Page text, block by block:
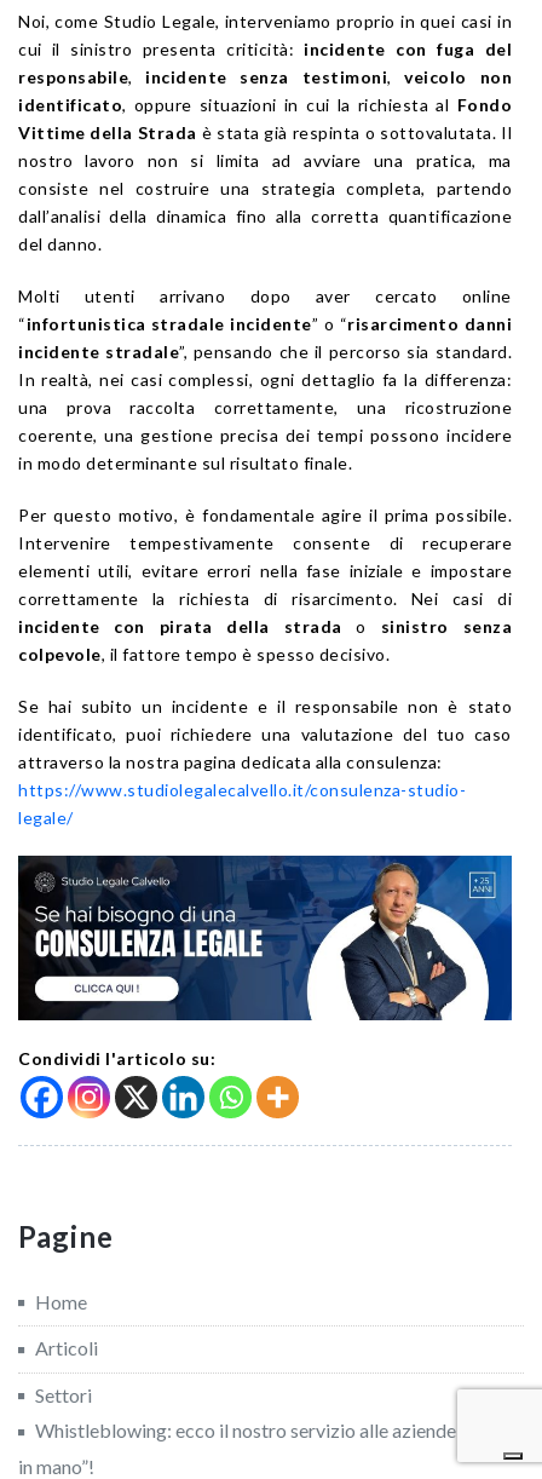
Noi, come Studio Legale, interveniamo proprio in quei casi in
cui il sinistro presenta criticità: incidente con fuga del
responsabile, incidente senza testimoni,veicolo non
identificato, oppure situazioni in cui la richiesta al Fondo
Vittime della Strada è stata già respinta o sottovalutata. Il
nostro lavoro non si limita ad avviare una pratica, ma
consiste nel costruire una strategia completa, partendo
dall’analisi della dinamica fino alla corretta quantificazione
del danno.
Molti utenti arrivano dopo aver cercato online
“infortunistica stradale incidente” o “risarcimento danni
incidente stradale”, pensando che il percorso sia standard.
In realtà, nei casi complessi, ogni dettaglio fa la differenza:
una prova raccolta correttamente, una ricostruzione
coerente, una gestione precisa dei tempi possono incidere
in modo determinante sul risultato finale.
Per questo motivo, è fondamentale agire il prima possibile.
Intervenire tempestivamente consente di recuperare
elementi utili, evitare errori nella fase iniziale e impostare
correttamente la richiesta di risarcimento. Nei casi di
incidente con pirata della strada o sinistro senza
colpevole, il fattore tempo è spesso decisivo.
Se hai subito un incidente e il responsabile non è stato
identificato, puoi richiedere una valutazione del tuo caso
attraverso la nostra pagina dedicata alla consulenza:
https://www.studiolegalecalvello.it/consulenza-studio-
legale/
Condividi l'articolo su:
Pagine
Home
Articoli
Settori
Whistleblowing: ecco il nostro servizio alle aziende “chiavi
in mano”!